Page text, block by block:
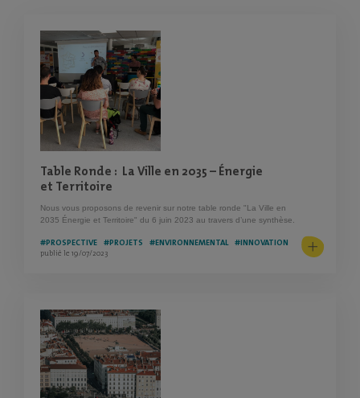
Table Ronde : La Ville en 2035 – Énergie
et Territoire
Nous vous proposons de revenir sur notre table ronde "La Ville en
2035 Énergie et Territoire" du 6 juin 2023 au travers d’une synthèse.
#PROSPECTIVE #PROJETS #ENVIRONNEMENTAL #INNOVATION
publié le 19/07/2023